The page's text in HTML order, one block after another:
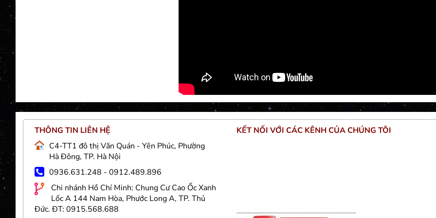
và
trí
THÔNG TIN LIÊN HỆ
C4-TT1 đô thị Văn Quán - Yên Phúc, Phường
Hà Đông, TP. Hà Nội
0936.631.248 - 0912.489.896
Chi nhánh Hồ Chí Minh: Chung Cư Cao Ốc Xanh
Lốc A 144 Nam Hòa, Phước Long A, TP. Thủ
Đức. ĐT: 0915.568.688
KẾT NỐI VỚI CÁC KÊNH CỦA CHÚNG TÔI